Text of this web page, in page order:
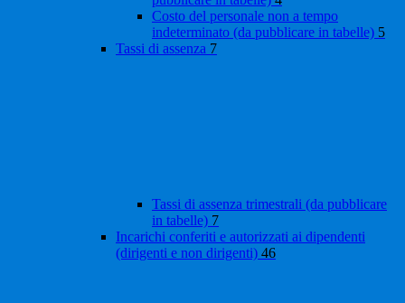
Costo del personale non a tempo
indeterminato (da pubblicare in tabelle) 5
Tassi di assenza 7
Tassi di assenza trimestrali (da pubblicare
in tabelle) 7
Incarichi conferiti e autorizzati ai dipendenti
(dirigenti e non dirigenti) 46